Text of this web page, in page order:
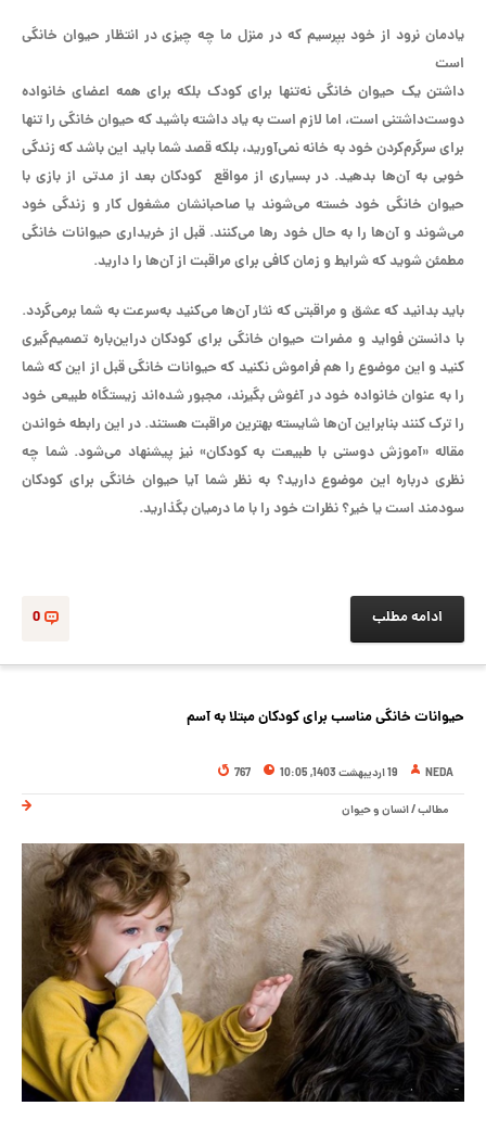
یادمان نرود از خود بپرسیم که در منزل ما چه چیزی در انتظار حیوان خانگی
است
داشتن یک حیوان خانگی نه‌تنها برای کودک بلکه برای همه اعضای خانواده
دوست‌داشتنی است، اما لازم است به یاد داشته باشید که حیوان خانگی را تنها
برای سرگرم‌کردن خود به خانه نمی‌آورید، بلکه قصد شما باید این باشد که زندگی
خوبی به آن‌ها بدهید. در بسیاری از مواقع کودکان بعد از مدتی از بازی با
حیوان خانگی خود خسته می‌شوند یا صاحبانشان مشغول کار و زندگی خود
می‌شوند و آن‌ها را به حال خود رها می‌کنند. قبل از خریداری حیوانات خانگی
مطمئن شوید که شرایط و زمان کافی برای مراقبت از آن‌ها را دارید.
باید بدانید که عشق و مراقبتی که نثار آن‌ها می‌کنید به‌سرعت به شما برمی‌گردد.
با دانستن فواید و مضرات حیوان خانگی برای کودکان دراین‌باره تصمیم‌گیری
کنید و این موضوع را هم فراموش نکنید که حیوانات خانگی قبل از این که شما
را به عنوان خانواده خود در آغوش بگیرند، مجبور شده‌اند زیستگاه طبیعی خود
را ترک کنند بنابراین آن‌ها شایسته بهترین مراقبت هستند. در این رابطه خواندن
مقاله «آموزش دوستی با طبیعت به کودکان» نیز پیشنهاد می‌شود. شما چه
نظری درباره این موضوع دارید؟ به نظر شما آیا حیوان خانگی برای کودکان
سودمند است یا خیر؟ نظرات خود را با ما درمیان بگذارید.
0 ادامه مطلب
حیوانات خانگی مناسب برای کودکان مبتلا به آسم
NEDA 19 اردیبهشت 1403, 10:05 767
مطالب/انسان و حیوان